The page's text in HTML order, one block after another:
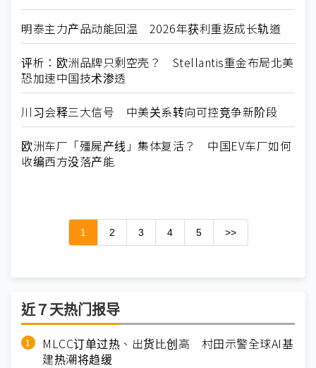
明泰主力产品动能回温 2026年获利重返成长轨道
评析：欧洲品牌只剩空壳？ Stellantis重金布局北美
恐加速中国技术渗透
川习会释三大信号 中美关系转向可控竞争新阶段
欧洲车厂「殭屍产线」集体复活？ 中国EV车厂如何
收编西方没落产能
1 2 3 4 5 >>
近７天热门报导
MLCC订单过热、出货比创高 村田示警全球AI基
建热潮将趋缓